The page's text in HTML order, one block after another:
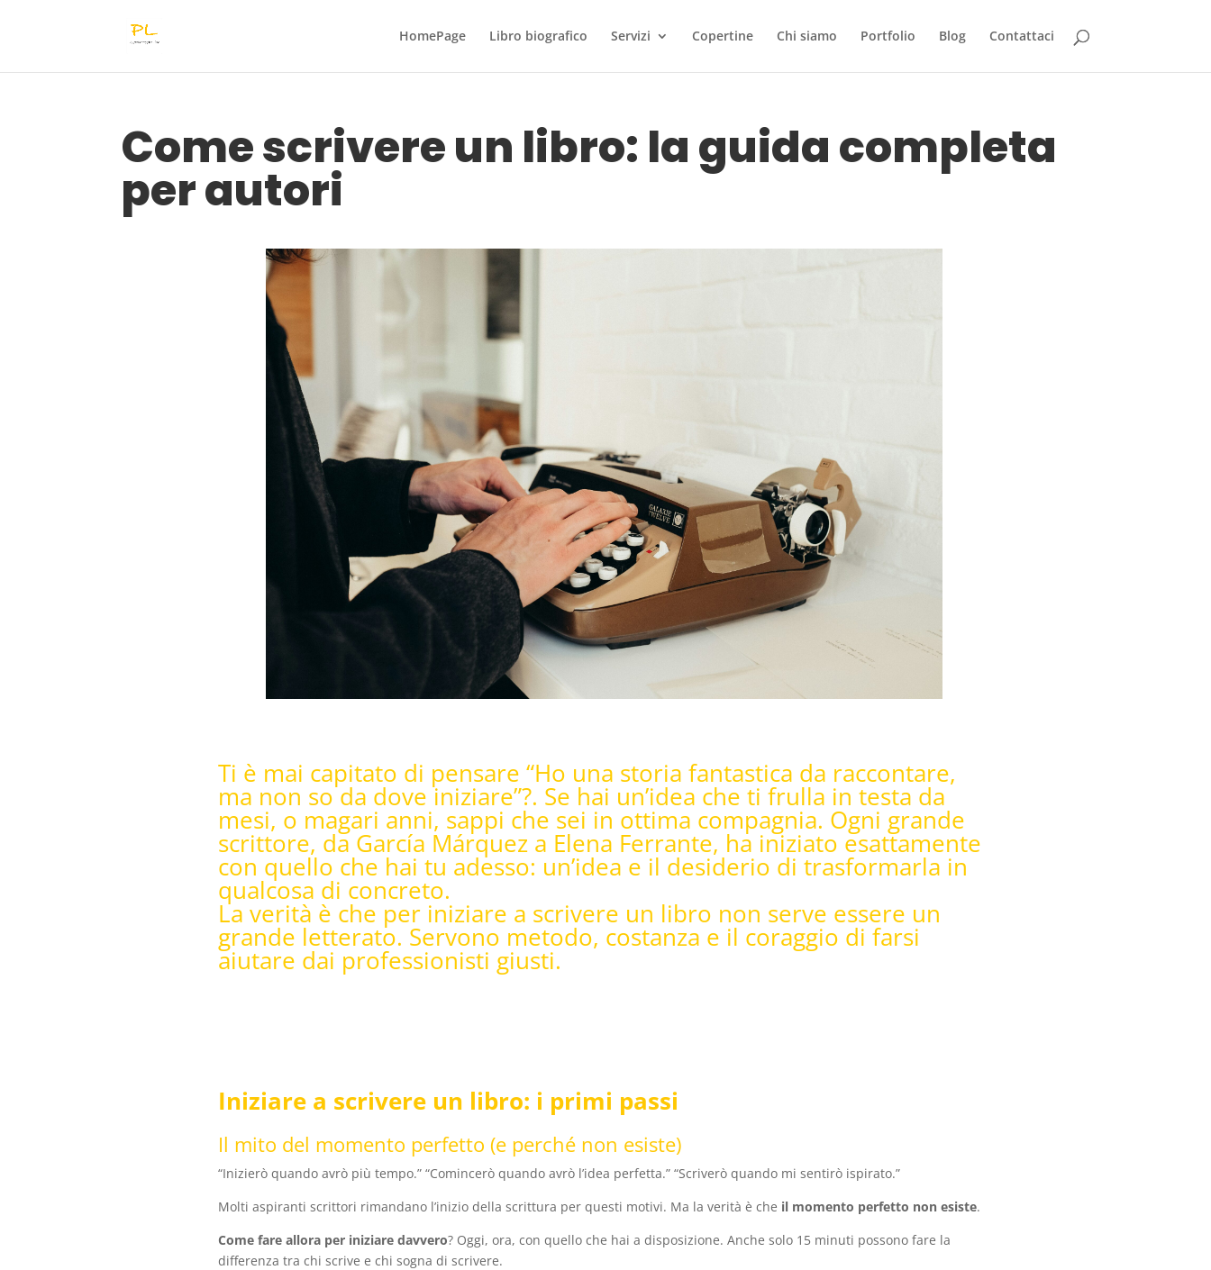
HomePage Libro biografico Servizi Copertine Chi siamo Portfolio Blog Contattaci
Come scrivere un libro: la guida completa
per autori
Ti è mai capitato di pensare “Ho una storia fantastica da raccontare,
ma non so da dove iniziare”?. Se hai un’idea che ti frulla in testa da
mesi, o magari anni, sappi che sei in ottima compagnia. Ogni grande
scrittore, da García Márquez a Elena Ferrante, ha iniziato esattamente
con quello che hai tu adesso: un’idea e il desiderio di trasformarla in
qualcosa di concreto.
La verità è che per iniziare a scrivere un libro non serve essere un
grande letterato. Servono metodo, costanza e il coraggio di farsi
aiutare dai professionisti giusti.
Iniziare a scrivere un libro: i primi passi
Il mito del momento perfetto (e perché non esiste)
“Inizierò quando avrò più tempo.” “Comincerò quando avrò l’idea perfetta.” “Scriverò quando mi sentirò ispirato.”
Molti aspiranti scrittori rimandano l’inizio della scrittura per questi motivi. Ma la verità è che il momento perfetto non esiste.
Come fare allora per iniziare davvero? Oggi, ora, con quello che hai a disposizione. Anche solo 15 minuti possono fare la
differenza tra chi scrive e chi sogna di scrivere.